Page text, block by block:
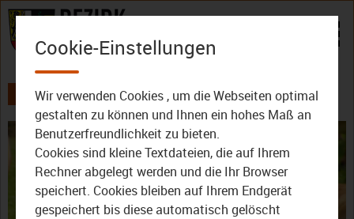
Zum Inhalt
AKTUELLES ALLE VIDEOS
Cookie-Einstellungen
Wir verwenden Cookies , um die Webseiten optimal
gestalten zu können und Ihnen ein hohes Maß an
Benutzerfreundlichkeit zu bieten.
Cookies sind kleine Textdateien, die auf Ihrem
Rechner abgelegt werden und die Ihr Browser
speichert. Cookies bleiben auf Ihrem Endgerät
gespeichert bis diese automatisch gelöscht